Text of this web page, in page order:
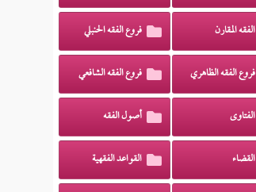
الفقه المقارن فروع الفقه الحنبلي
فروع الفقه الظاهري فروع الفقه الشافعي
الفتاوى أصول الفقه
القضاء القواعد الفقهية